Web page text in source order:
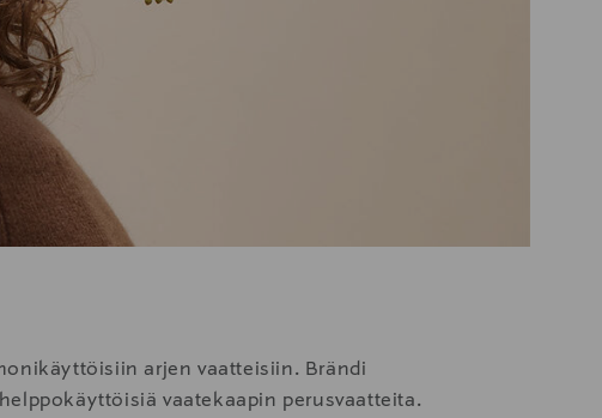
arjen vaatteisiin. Brändi
vaatekaapin perusvaatteita.